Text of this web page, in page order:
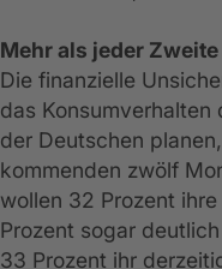
Mehr als jeder
Die finanzielle
das Konsumverhalten
der Deutschen
kommenden zwölf
wollen 32 Prozent
Prozent sogar
33 Prozent ihr